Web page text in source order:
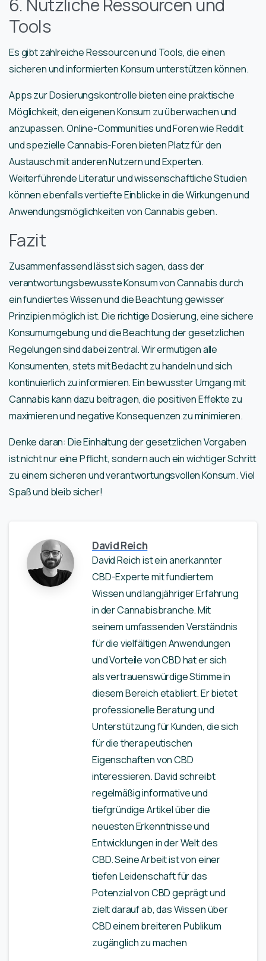
Tools
Es gibt zahlreiche Ressourcen und Tools, die einen
sicheren und informierten Konsum unterstützen können.
Apps zur Dosierungskontrolle bieten eine praktische
Möglichkeit, den eigenen Konsum zu überwachen und
anzupassen. Online-Communities und Foren wie Reddit
und spezielle Cannabis-Foren bieten Platz für den
Austausch mit anderen Nutzern und Experten.
Weiterführende Literatur und wissenschaftliche Studien
können ebenfalls vertiefte Einblicke in die Wirkungen und
Anwendungsmöglichkeiten von Cannabis geben.
Fazit
Zusammenfassend lässt sich sagen, dass der
verantwortungsbewusste Konsum von Cannabis durch
ein fundiertes Wissen und die Beachtung gewisser
Prinzipien möglich ist. Die richtige Dosierung, eine sichere
Konsumumgebung und die Beachtung der gesetzlichen
Regelungen sind dabei zentral. Wir ermutigen alle
Konsumenten, stets mit Bedacht zu handeln und sich
kontinuierlich zu informieren. Ein bewusster Umgang mit
Cannabis kann dazu beitragen, die positiven Effekte zu
maximieren und negative Konsequenzen zu minimieren.
Denke daran: Die Einhaltung der gesetzlichen Vorgaben
ist nicht nur eine Pflicht, sondern auch ein wichtiger Schritt
zu einem sicheren und verantwortungsvollen Konsum. Viel
Spaß und bleib sicher!
David Reich
David Reich ist ein anerkannter
CBD-Experte mit fundiertem
Wissen und langjähriger Erfahrung
in der Cannabisbranche. Mit
seinem umfassenden Verständnis
für die vielfältigen Anwendungen
und Vorteile von CBD hat er sich
als vertrauenswürdige Stimme in
diesem Bereich etabliert. Er bietet
professionelle Beratung und
Unterstützung für Kunden, die sich
für die therapeutischen
Eigenschaften von CBD
interessieren. David schreibt
regelmäßig informative und
tiefgründige Artikel über die
neuesten Erkenntnisse und
Entwicklungen in der Welt des
CBD. Seine Arbeit ist von einer
tiefen Leidenschaft für das
Potenzial von CBD geprägt und
zielt darauf ab, das Wissen über
CBD einem breiteren Publikum
zugänglich zu machen